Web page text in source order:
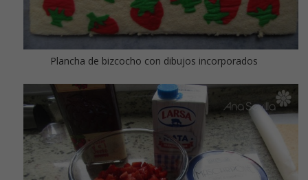
Plancha de bizcocho con dibujos incorporados